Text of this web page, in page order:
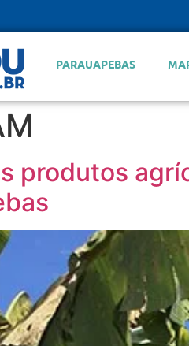
PARAUAPEBAS
produtos